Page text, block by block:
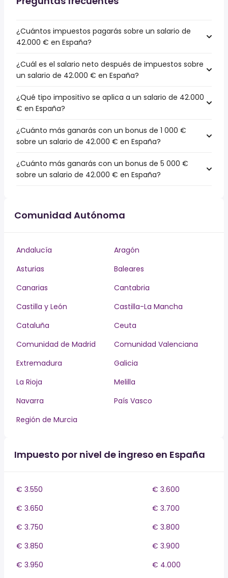
¿Cuántos impuestos pagarás sobre un salario de
42.000 € en España?
¿Cuál es el salario neto después de impuestos sobre
un salario de 42.000 € en España?
¿Qué tipo impositivo se aplica a un salario de 42.000
€ en España?
¿Cuánto más ganarás con un bonus de 1 000 €
sobre un salario de 42.000 € en España?
¿Cuánto más ganarás con un bonus de 5 000 €
sobre un salario de 42.000 € en España?
Comunidad Autónoma
Andalucía
Aragón
Asturias
Baleares
Canarias
Cantabria
Castilla y León
Castilla-La Mancha
Cataluña
Ceuta
Comunidad de Madrid
Comunidad Valenciana
Extremadura
Galicia
La Rioja
Melilla
Navarra
País Vasco
Región de Murcia
Impuesto por nivel de ingreso en España
€ 3.550
€ 3.600
€ 3.650
€ 3.700
€ 3.750
€ 3.800
€ 3.850
€ 3.900
€ 3.950
€ 4.000